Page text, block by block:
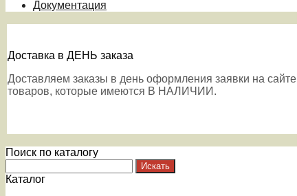
Документация
Доставка в ДЕНЬ заказа
Доставляем заказы в день оформления заявки на сайте
товаров, которые имеются В НАЛИЧИИ.
Поиск по каталогу
Каталог